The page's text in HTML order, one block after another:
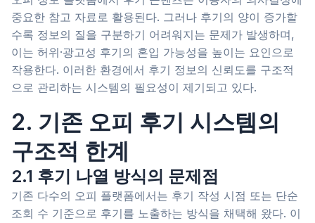
중요한 참고 자료로 활용된다. 그러나 후기의 양이 증가할
수록 정보의 질을 구분하기 어려워지는 문제가 발생하며,
이는 허위·광고성 후기의 혼입 가능성을 높이는 요인으로
작용한다. 이러한 환경에서 후기 정보의 신뢰도를 구조적
으로 관리하는 시스템의 필요성이 제기되고 있다.
2. 기존 오피 후기 시스템의
구조적 한계
2.1 후기 나열 방식의 문제점
기존 다수의 오피 플랫폼에서는 후기 작성 시점 또는 단순
조회 수 기준으로 후기를 노출하는 방식을 채택해 왔다. 이